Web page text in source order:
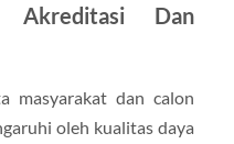
Akreditasi Dan
masyarakat dan calon
oleh kualitas daya